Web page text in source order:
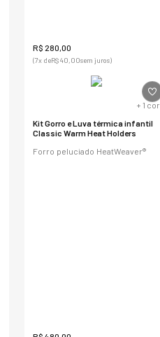
R$ 280 00
(7x deR$40,00sem juros)
+ 1 cor
Kit Gorro e Luva térmica infantil
Classic Warm Heat Holders
Forro peluciado HeatWeaver®